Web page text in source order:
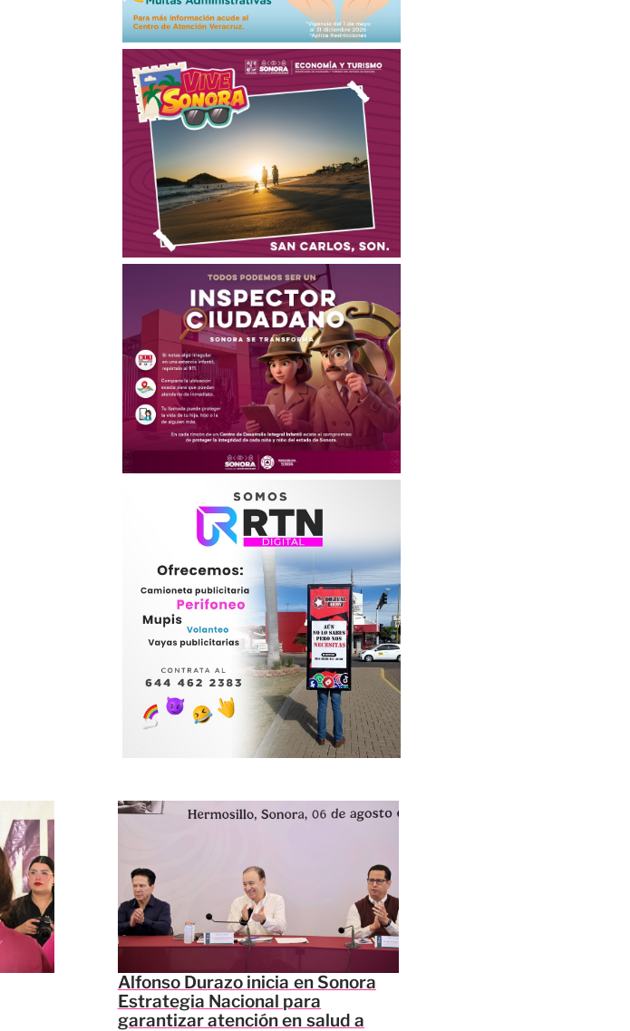
Alfonso Durazo inicia en Sonora
Estrategia Nacional para
garantizar atención en salud a